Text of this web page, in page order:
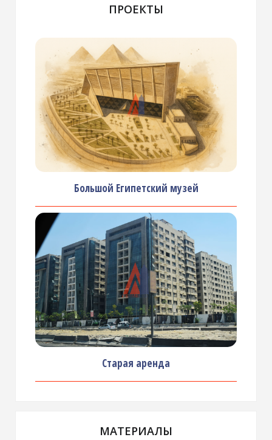
ПРОЕКТЫ
Большой Египетский музей
Старая аренда
МАТЕРИАЛЫ